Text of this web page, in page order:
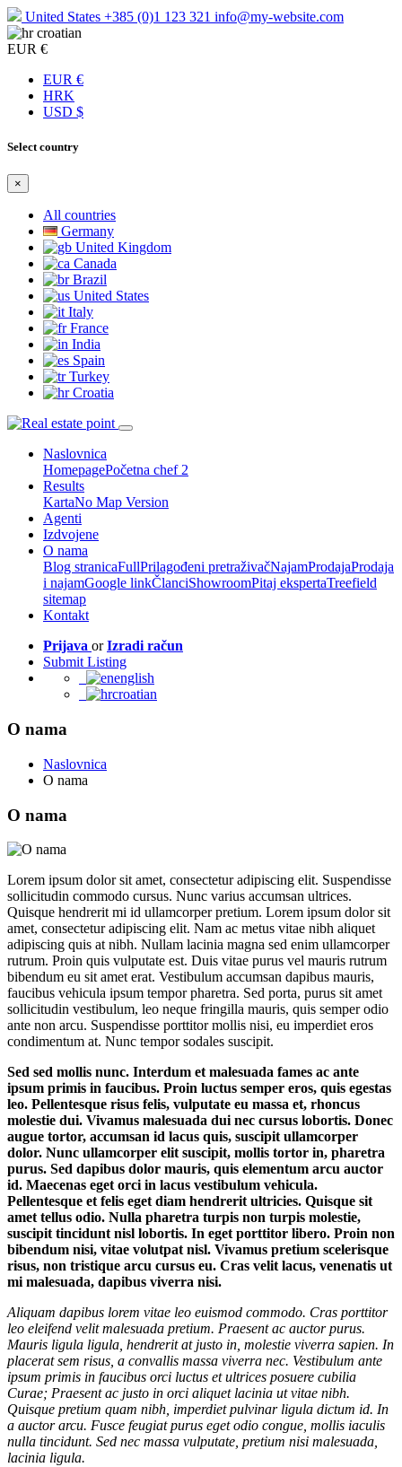
United States +385 (0)1 123 321 info@my-website.com
croatian
EUR €
EUR €
HRK
USD $
Select country
×
All countries
Germany
United Kingdom
Canada
Brazil
United States
Italy
France
India
Spain
Turkey
Croatia
Naslovnica
HomepagePočetna chef 2
Results
KartaNo Map Version
Agenti
Izdvojene
O nama
Blog stranicaFullPrilagođeni pretraživačNajamProdajaProdaja
i najamGoogle linkČlanciShowroomPitaj ekspertaTreefield
sitemap
Kontakt
Prijava orIzradi račun
Submit Listing
english
croatian
O nama
Naslovnica
O nama
O nama
Lorem ipsum dolor sit amet, consectetur adipiscing elit. Suspendisse
sollicitudin commodo cursus. Nunc varius accumsan ultrices.
Quisque hendrerit mi id ullamcorper pretium. Lorem ipsum dolor sit
amet, consectetur adipiscing elit. Nam ac metus vitae nibh aliquet
adipiscing quis at nibh. Nullam lacinia magna sed enim ullamcorper
rutrum. Proin quis vulputate est. Duis vitae purus vel mauris rutrum
bibendum eu sit amet erat. Vestibulum accumsan dapibus mauris,
faucibus vehicula ipsum tempor pharetra. Sed porta, purus sit amet
sollicitudin vestibulum, leo neque fringilla mauris, quis semper odio
ante non arcu. Suspendisse porttitor mollis nisi, eu imperdiet eros
condimentum at. Nunc tempor sodales suscipit.
Sed sed mollis nunc. Interdum et malesuada fames ac ante
ipsum primis in faucibus. Proin luctus semper eros, quis egestas
leo. Pellentesque risus felis, vulputate eu massa et, rhoncus
molestie dui. Vivamus malesuada dui nec cursus lobortis. Donec
augue tortor, accumsan id lacus quis, suscipit ullamcorper
dolor. Nunc ullamcorper elit suscipit, mollis tortor in, pharetra
purus. Sed dapibus dolor mauris, quis elementum arcu auctor
id. Maecenas eget orci in lacus vestibulum vehicula.
Pellentesque et felis eget diam hendrerit ultricies. Quisque sit
amet tellus odio. Nulla pharetra turpis non turpis molestie,
suscipit tincidunt nisl lobortis. In eget porttitor libero. Proin non
bibendum nisi, vitae volutpat nisl. Vivamus pretium scelerisque
risus, non tristique arcu cursus eu. Cras velit lacus, venenatis ut
mi malesuada, dapibus viverra nisi.
Aliquam dapibus lorem vitae leo euismod commodo. Cras porttitor
leo eleifend velit malesuada pretium. Praesent ac auctor purus.
Mauris ligula ligula, hendrerit at justo in, molestie viverra sapien. In
placerat sem risus, a convallis massa viverra nec. Vestibulum ante
ipsum primis in faucibus orci luctus et ultrices posuere cubilia
Curae; Praesent ac justo in orci aliquet lacinia ut vitae nibh.
Quisque pretium quam nibh, imperdiet pulvinar ligula dictum id. In
a auctor arcu. Fusce feugiat purus eget odio congue, mollis iaculis
nulla tincidunt. Sed nec massa vulputate, pretium nisi malesuada,
lacinia ligula.